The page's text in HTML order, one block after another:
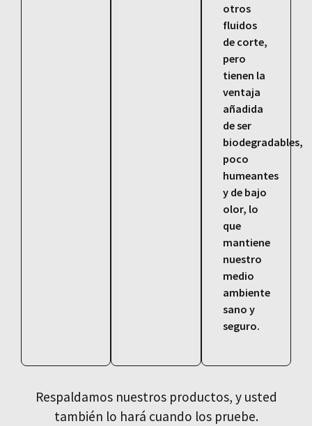
otros
fluidos
de corte,
pero
tienen la
ventaja
añadida
de ser
biodegradables,
poco
humeantes
y de bajo
olor, lo
que
mantiene
nuestro
medio
ambiente
sano y
seguro.
Respaldamos nuestros productos, y usted
también lo hará cuando los pruebe.